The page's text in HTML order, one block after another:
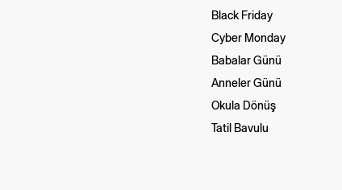
Black Friday
Cyber Monday
Babalar Günü
Anneler Günü
Okula Dönüş
Tatil Bavulu